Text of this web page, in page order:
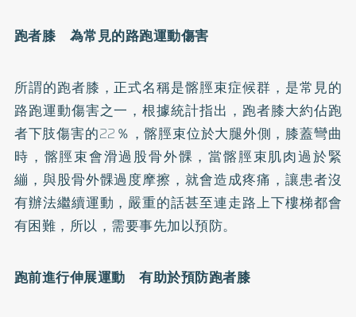
跑者膝 為常見的路跑運動傷害
所謂的跑者膝，正式名稱是髂脛束症候群，是常見的
路跑運動傷害之一，根據統計指出，跑者膝大約佔跑
者下肢傷害的22％，髂脛束位於大腿外側，膝蓋彎曲
時，髂脛束會滑過股骨外髁，當髂脛束肌肉過於緊
繃，與股骨外髁過度摩擦，就會造成疼痛，讓患者沒
有辦法繼續運動，嚴重的話甚至連走路上下樓梯都會
有困難，所以，需要事先加以預防。
跑前進行伸展運動 有助於預防跑者膝